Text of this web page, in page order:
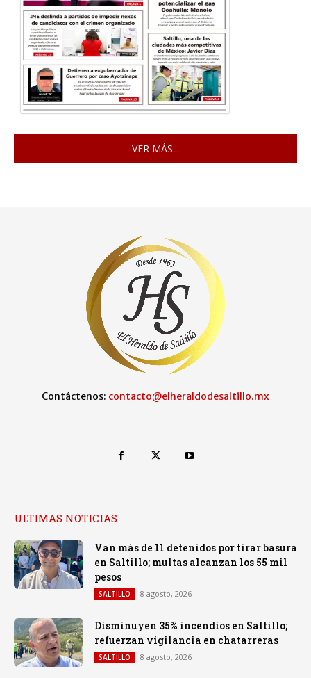
VER MÁS...
Contáctenos: contacto@elheraldodesaltillo.mx
ULTIMAS NOTICIAS
Van más de 11 detenidos por tirar basura
en Saltillo; multas alcanzan los 55 mil
pesos
SALTILLO 8 agosto, 2026
Disminuyen 35% incendios en Saltillo;
refuerzan vigilancia en chatarreras
SALTILLO 8 agosto, 2026